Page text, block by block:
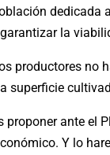
dedicada
la
productores no
superficie
proponer ante el
Y lo